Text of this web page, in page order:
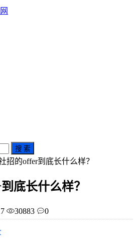
搜 索
招的offer到底长什么样？
底长什么样？
30883 0